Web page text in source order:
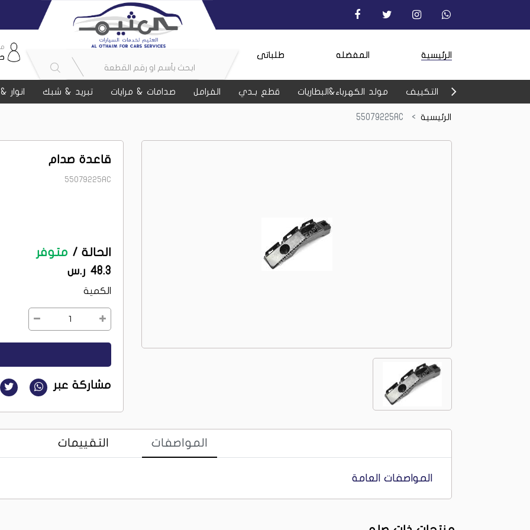
الرئيسية المفضله طلباتى
التكييف مولد الكهرباء&البطاريات قطع بـدي الفرامل صدامات & مرايات تبريد & شبك انوار
الرئيسية
قاعدة صدام
55079225AC
الحالة / متوفر
48.3 ر.س
الكمية
1
مشاركة عبر
المواصفات التقييمات
المواصفات العامة